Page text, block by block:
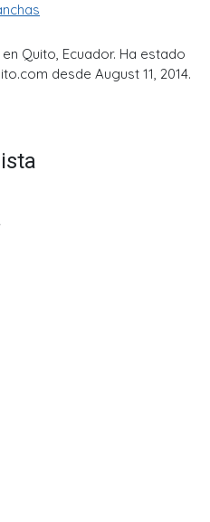
Quito, Ecuador. Ha estado
desde August 11, 2014.